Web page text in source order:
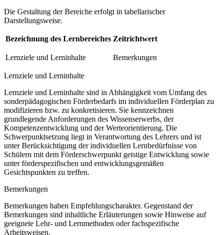
Die Gestaltung der Bereiche erfolgt in tabellarischer
Darstellungsweise.
Bezeichnung des Lernbereiches Zeitrichtwert
Lernziele und Lerninhalte Bemerkungen
Lernziele und Lerninhalte
Lernziele und Lerninhalte sind in Abhängigkeit vom Umfang des
sonderpädagogischen Förderbedarfs im individuellen Förderplan zu
modifizieren bzw. zu konkretisieren. Sie kennzeichnen
grundlegende Anforderungen des Wissenserwerbs, der
Kompetenzentwicklung und der Werteorientierung. Die
Schwerpunktsetzung liegt in Verantwortung des Lehrers und ist
unter Berücksichtigung der individuellen Lernbedürfnisse von
Schülern mit dem Förderschwerpunkt geistige Entwicklung sowie
unter förderspezifischen und entwicklungsgemäßen
Gesichtspunkten zu treffen.
Bemerkungen
Bemerkungen haben Empfehlungscharakter. Gegenstand der
Bemerkungen sind inhaltliche Erläuterungen sowie Hinweise auf
geeignete Lehr- und Lernmethoden oder fachspezifische
Arbeitsweisen.